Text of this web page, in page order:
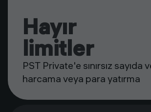
Hayır
limitler
PST Private'e sınırsız sayıda
harcama veya para yatırma